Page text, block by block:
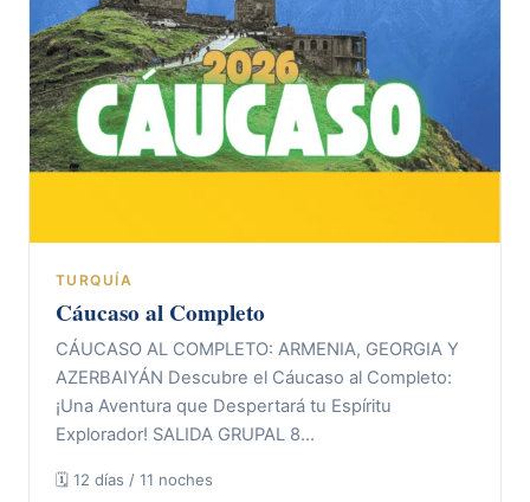
TURQUÍA
Cáucaso al Completo
CÁUCASO AL COMPLETO: ARMENIA, GEORGIA Y
AZERBAIYÁN Descubre el Cáucaso al Completo:
¡Una Aventura que Despertará tu Espíritu
Explorador! SALIDA GRUPAL 8…
🗓 12 días / 11 noches